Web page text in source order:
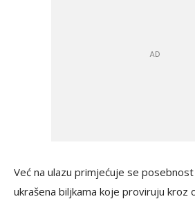
Već na ulazu primjećuje se
ukrašena biljkama koje proviruju kroz